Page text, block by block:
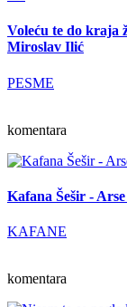
Voleću te do kraja
Miroslav Ilić
PESME
komentara
Kafana Šešir -
KAFANE
komentara